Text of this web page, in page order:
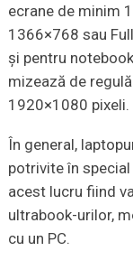
ecrane de minim
1366×768 sau
şi pentru
mizează de
1920×1080 pixeli.
În general,
potrivite în
acest lucru fiind
ultrabook-urilor,
cu un PC.